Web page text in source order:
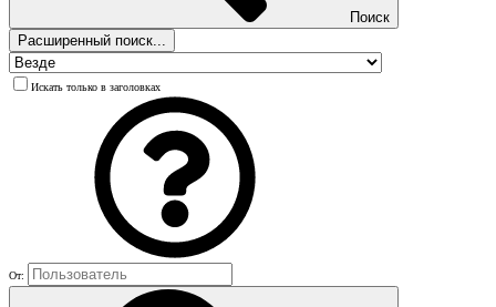
Поиск
Расширенный поиск...
Искать только в заголовках
От: